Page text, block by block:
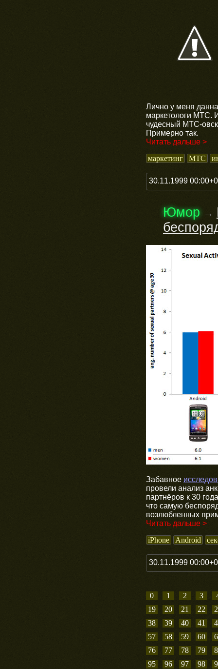
Лично у меня
маркетологи МТС.
чудесный МТС-
Примерно так.
Читать дальше >
маркетинг
МТС
30.11.1999
Юмор →
Забавное
провели анализ
партнёров к 30
что самую
возлюбленных
Читать дальше >
iPhone
Android
30.11.1999
0 1 2 3
19
20 21 22
38
39 40 41
57
58 59 60
76
77 78 79
95
96 97 98